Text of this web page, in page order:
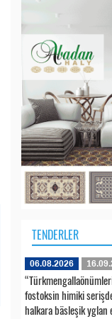
TENDERLER
06.08.2026
fostoksin himiki
halkara bäsleşik yglan